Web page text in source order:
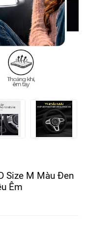
Size M Màu Đen
Êm